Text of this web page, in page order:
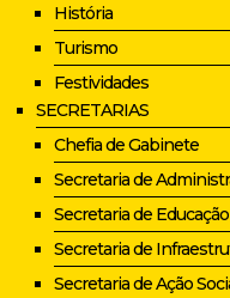
História
Turismo
Festividades
SECRETARIAS
Chefia de Gabinete
Secretaria de
Secretaria de Educação
Secretaria de
Secretaria de Ação